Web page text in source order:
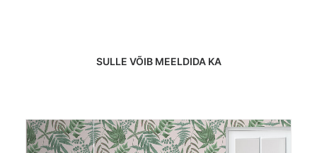
SULLE VÕIB MEELDIDA KA